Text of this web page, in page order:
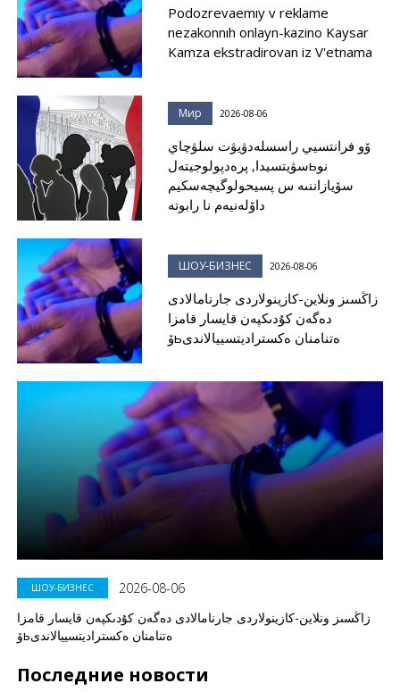
Podozrevaemıy v reklame
nezakonnıh onlayn-kazino Kaysar
Kamza ekstradirovan iz V'etnama
Мир 2026-08-06
ۆو فرانتسيي راسسلەدۋيۋت سلۋچاي
سۋيتسيدا, پرەدپولوجيتەلьنو
سۆيازاننىە س پسيحولوگيچەسكيم
داۆلەنيەم نا رابوتە
ШОУ-БИЗНЕС 2026-08-06
زاڭسىز ونلاين-كازينولاردى جارنامالادى
دەگەن كۇدىكپەن قايسار قامزا
ۆьەتنامنان ەكستراديتسييالاندى
ШОУ-БИЗНЕС
2026-08-06
زاڭسىز ونلاين-كازينولاردى جارنامالادى دەگەن كۇدىكپەن قايسار قامزا
ۆьەتنامنان ەكستراديتسييالاندى
Последние новости